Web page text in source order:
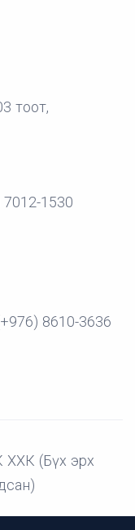
тоот,
7012-1530
8610-3636
(Бүх эрх